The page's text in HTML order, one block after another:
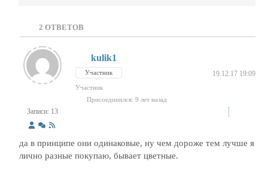
2 ОТВЕТОВ
Записи: 13
kulik1
Участник 19.12.17 19:09
Участник
Присоединился: 9 лет назад
да в принципе они одинаковые, ну чем дороже тем лучше я
лично разные покупаю, бывает цветные.